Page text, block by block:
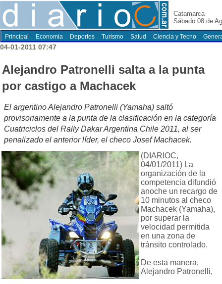
Catamarca
Sábado 08 de
Principal Economia Deportes Turismo Salud Ciencia y Tecno
04-01-2011 07:47
Alejandro Patronelli salta a la punta
por castigo a Machacek
El argentino Alejandro Patronelli (Yamaha) saltó
provisoriamente a la punta de la clasificación en la categoría
Cuatriciclos del Rally Dakar Argentina Chile 2011, al ser
penalizado el anterior líder, el checo Josef Machacek.
(DIARIOC,
04/01/2011) La
organización de la
competencia difundió
anoche un recargo de
10 minutos al checo
Machacek (Yamaha),
por superar la
velocidad permitida
en una zona de
tránsito controlado.
De esta manera,
Alejandro Patronelli,